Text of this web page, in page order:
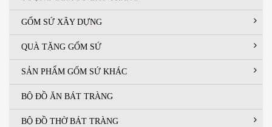
GỐM SỨ XÂY DỰNG
QUÀ TẶNG GỐM SỨ
SẢN PHẨM GỐM SỨ KHÁC
BỘ ĐỒ ĂN BÁT TRÀNG
BỘ ĐỒ THỜ BÁT TRÀNG